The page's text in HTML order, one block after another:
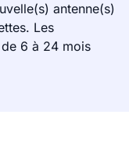
antenne(s)
Les
6 à 24 mois